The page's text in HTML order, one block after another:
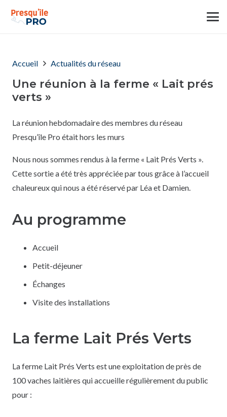
Accueil Actualités du réseau
Une réunion à la ferme « Lait prés
verts »
La réunion hebdomadaire des membres du réseau
Presqu’île Pro était hors les murs
Nous nous sommes rendus à la ferme « Lait Prés Verts ».
Cette sortie a été très appréciée par tous grâce à l’accueil
chaleureux qui nous a été réservé par Léa et Damien.
Au programme
Accueil
Petit-déjeuner
Échanges
Visite des installations
La ferme Lait Prés Verts
La ferme Lait Prés Verts est une exploitation de près de
100 vaches laitières qui accueille régulièrement du public
pour :